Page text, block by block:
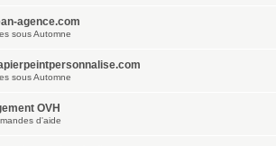
agence.com
sous Automne
sous Automne
OVH
d'aide